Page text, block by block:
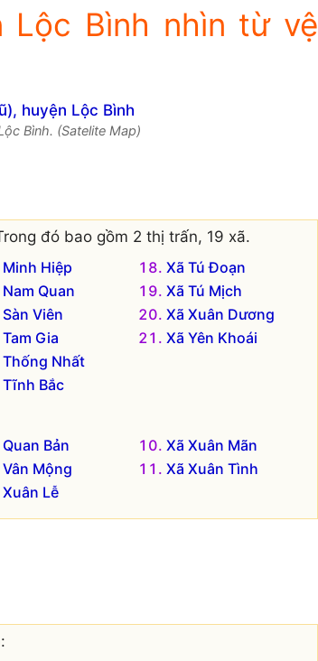
Lộc Bình nhìn từ vệ
Bình. (Satelite Map)
đó bao gồm 2 thị trấn, 19 xã.
Minh Hiệp
Quan
Viên
Gia
Thống Nhất
Tĩnh Bắc
Xã Tú Đoạn
Xã Tú Mịch
Xã Xuân Dương
Xã Yên Khoái
Bản
Vân Mộng
Lễ
Xã Xuân Mãn
Xã Xuân Tình